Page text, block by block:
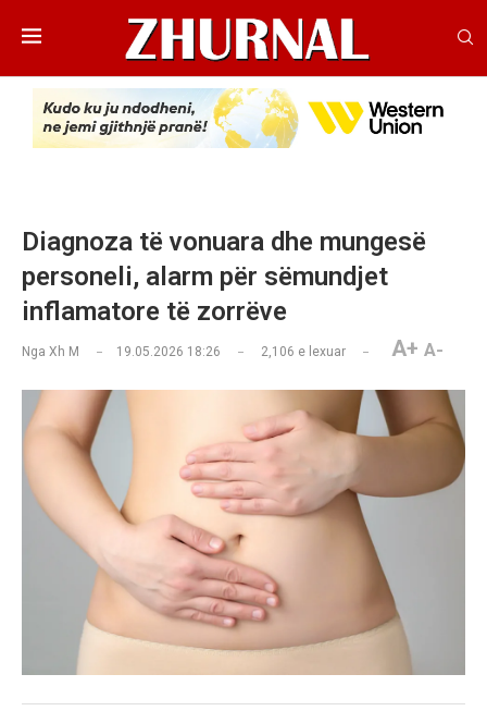
Diagnoza të vonuara dhe mungesë
personeli, alarm për sëmundjet
inflamatore të zorrëve
Nga Xh M 19.05.2026 18:26 2,106 e lexuar A+ A-